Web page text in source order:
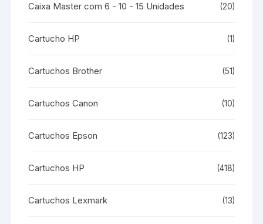
Caixa Master com 6 - 10 - 15 Unidades (20)
Cartucho HP (1)
Cartuchos Brother (51)
Cartuchos Canon (10)
Cartuchos Epson (123)
Cartuchos HP (418)
Cartuchos Lexmark (13)